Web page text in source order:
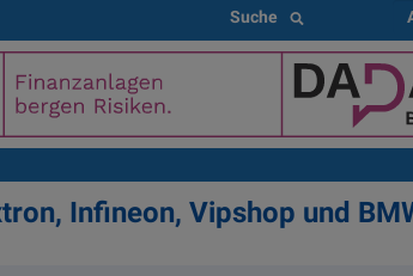
Suche
Infineon, Vipshop und